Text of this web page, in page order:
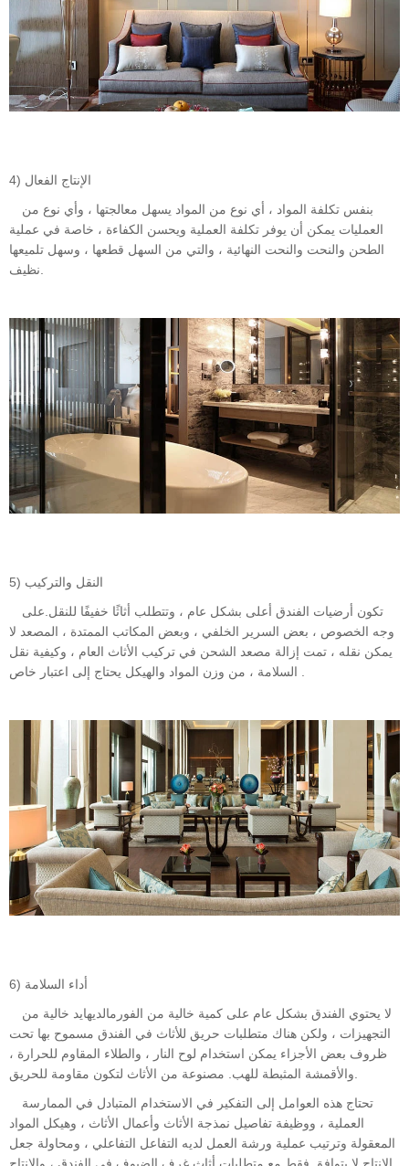
4) الإنتاج الفعال
العمليات يمكن أن يوفر تكلفة العملية ويحسن الكفاءة ، خاصة في عملية
الطحن والنحت والنحت النهائية ، والتي من السهل قطعها ، وسهل تلميعها
5) النقل والتركيب
وجه الخصوص ، بعض السرير الخلفي ، وبعض المكاتب الممتدة ، المصعد لا
يمكن نقله ، تمت إزالة مصعد الشحن في تركيب الأثاث العام ، وكيفية نقل
6) أداء السلامة
التجهيزات ، ولكن هناك متطلبات حريق للأثاث في الفندق مسموح بها تحت
ظروف بعض الأجزاء يمكن استخدام لوح النار ، والطلاء المقاوم للحرارة ،
العملية ، ووظيفة تفاصيل نمذجة الأثاث وأعمال الأثاث ، وهيكل المواد
المعقولة وترتيب عملية ورشة العمل لديه التفاعل التفاعلي ، ومحاولة جعل